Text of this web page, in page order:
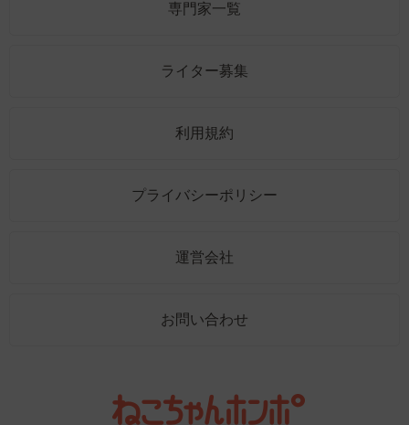
専門家一覧
ライター募集
利用規約
プライバシーポリシー
運営会社
お問い合わせ